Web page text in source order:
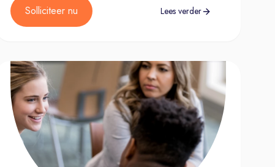
Solliciteer nu Lees verder